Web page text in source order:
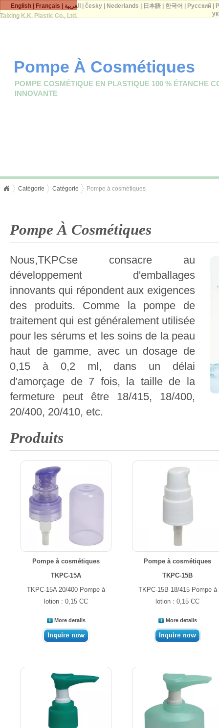
Taixing K.K. Plastic Co., Ltd.
Pompe À Cosmétiques
POMPE COSMÉTIQUE EN PLASTIQUE 100 % ÉTANCHE
INNOVANTE
Catégorie Catégorie Pompe à cosmétiques
Pompe À Cosmétiques
Nous,TKPCse consacre au
développement d'emballages
innovants qui répondent aux exigences
des produits. Comme la pompe de
traitement qui est généralement utilisée
pour les sérums et les soins de la peau
haut de gamme, avec un dosage de
0,15 à 0,2 ml, dans un délai
d'amorçage de 7 fois, la taille de la
fermeture peut être 18/415, 18/400,
20/400, 20/410, etc.
Produits
Pompe à cosmétiques
TKPC-15A
TKPC-15A 20/400 Pompe à
lotion : 0,15 CC
More details
Pompe à cosmétiques
TKPC-15B
TKPC-15B 18/415 Pompe à
lotion : 0,15 CC
More details
English Français العربية |česky Nederlands 日本語 한국어 Русский